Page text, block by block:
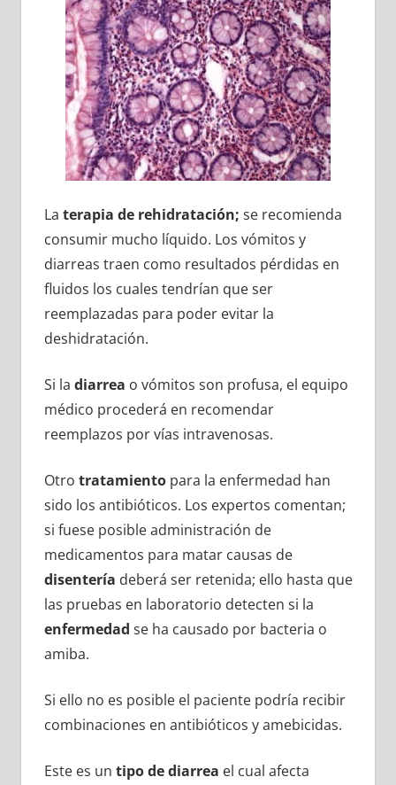
La terapia de rehidratación; se recomienda
consumir mucho líquido. Los vómitos y
diarreas traen como resultados pérdidas en
fluidos los cuales tendrían que ser
reemplazadas para poder evitar la
deshidratación.
Si la diarrea o vómitos son profusa, el equipo
médico procederá en recomendar
reemplazos por vías intravenosas.
Otro tratamiento para la enfermedad han
sido los antibióticos. Los expertos comentan;
si fuese posible administración de
medicamentos para matar causas de
disentería deberá ser retenida; ello hasta que
las pruebas en laboratorio detecten si la
enfermedad se ha causado por bacteria o
amiba.
Si ello no es posible el paciente podría recibir
combinaciones en antibióticos y amebicidas.
Este es un tipo de diarrea el cual afecta